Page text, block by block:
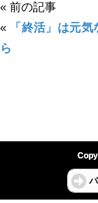
« 前の記事
«
「終活」は元
ら